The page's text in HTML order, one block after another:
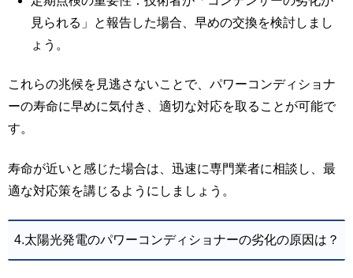
見られる」と報告した場合、早めの交換を検討しまし
ょう。
これらの兆候を見逃さないことで、パワーコンディショナ
ーの寿命に早めに気付き、適切な対応を取ることが可能で
す。
寿命が近いと感じた場合は、迅速に専門業者に相談し、最
適な対応策を講じるようにしましょう。
4.太陽光発電のパワーコンディショナーの劣化の原因は？